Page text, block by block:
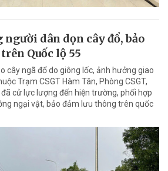
người dân dọn cây đổ, bảo
Quốc lộ 55
cây ngã đổ do giông lốc, ảnh hưởng giao
Trạm CSGT Hàm Tân, Phòng CSGT,
cử lực lượng đến hiện trường, phối hợp
ngại vật, bảo đảm lưu thông trên quốc